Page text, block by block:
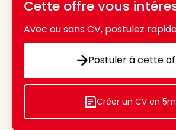
Cette offre vous
Avec ou sans CV, postulez
Postuler
Postuler à cette
Icon
Créer un CV en